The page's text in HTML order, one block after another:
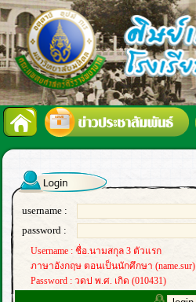
username :
password :
Username : ชื่อ.นามสกุล 3 ตัวแรก
ภาษาอังกฤษ ตอนเป็นนักศึกษา (name.sur)
Password : วดป พ.ศ. เกิด (010431)